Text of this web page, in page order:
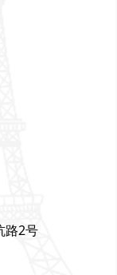
路2号